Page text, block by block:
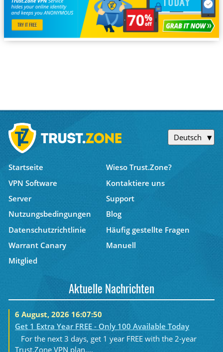
Deutsch
Startseite
Wieso Trust.Zone?
VPN Software
Kontaktiere uns
Server
Support
Nutzungsbedingungen
Blog
Datenschutzrichtlinie
Häufig gestellte Fragen
Warrant Canary
Manuell
Mitglied
Aktuelle Nachrichten
6 August, 2026 16:07:50
Get 1 Extra Year FREE - Only 100 Available Today
For the next 3 days, get 1 year FREE with the 2-year
Trust.Zone VPN plan....